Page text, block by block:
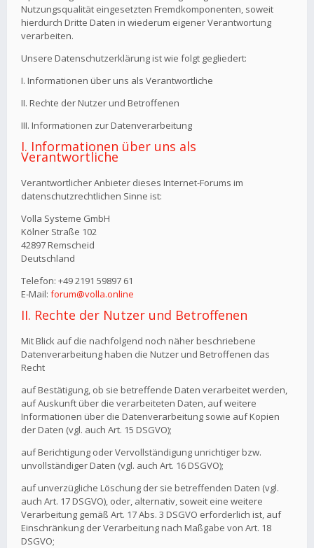
Nutzungsqualität eingesetzten Fremdkomponenten, soweit
hierdurch Dritte Daten in wiederum eigener Verantwortung
verarbeiten.
Unsere Datenschutzerklärung ist wie folgt gegliedert:
I. Informationen über uns als Verantwortliche
II. Rechte der Nutzer und Betroffenen
III. Informationen zur Datenverarbeitung
I. Informationen über uns als
Verantwortliche
Verantwortlicher Anbieter dieses Internet-Forums im
datenschutzrechtlichen Sinne ist:
Volla Systeme GmbH
Kölner Straße 102
42897 Remscheid
Deutschland
Telefon: +49 2191 59897 61
E-Mail: forum@volla.online
II. Rechte der Nutzer und Betroffenen
Mit Blick auf die nachfolgend noch näher beschriebene
Datenverarbeitung haben die Nutzer und Betroffenen das
Recht
auf Bestätigung, ob sie betreffende Daten verarbeitet werden,
auf Auskunft über die verarbeiteten Daten, auf weitere
Informationen über die Datenverarbeitung sowie auf Kopien
der Daten (vgl. auch Art. 15 DSGVO);
auf Berichtigung oder Vervollständigung unrichtiger bzw.
unvollständiger Daten (vgl. auch Art. 16 DSGVO);
auf unverzügliche Löschung der sie betreffenden Daten (vgl.
auch Art. 17 DSGVO), oder, alternativ, soweit eine weitere
Verarbeitung gemäß Art. 17 Abs. 3 DSGVO erforderlich ist, auf
Einschränkung der Verarbeitung nach Maßgabe von Art. 18
DSGVO;